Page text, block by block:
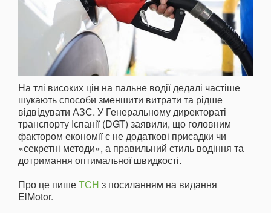
На тлі високих цін на пальне водії дедалі частіше
шукають способи зменшити витрати та рідше
відвідувати АЗС. У Генеральному директораті
транспорту Іспанії (DGT) заявили, що головним
фактором економії є не додаткові присадки чи
«секретні методи», а правильний стиль водіння та
дотримання оптимальної швидкості.
Про це пишеТСН з посиланням на видання
ElMotor.